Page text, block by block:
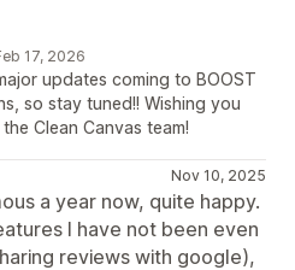
17, 2026
updates coming to BOOST
so stay tuned!! Wishing you
Clean Canvas team!
Nov 10, 2025
a year now, quite happy.
I have not been even
reviews with google),